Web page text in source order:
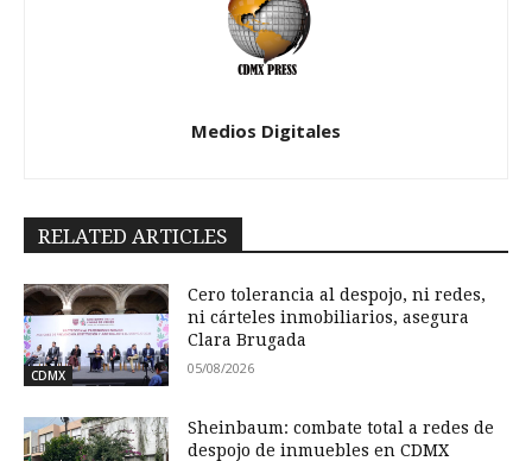
Medios Digitales
RELATED ARTICLES
CDMX
Cero tolerancia al despojo, ni redes,
ni cárteles inmobiliarios, asegura
Clara Brugada
05/08/2026
Sheinbaum: combate total a redes de
despojo de inmuebles en CDMX